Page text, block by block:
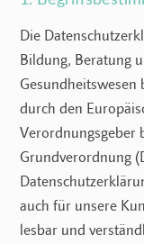
Die
Bildung, Beratung
durch den
Verordnungsgeber
Grundverordnung
auch für unsere
lesbar und